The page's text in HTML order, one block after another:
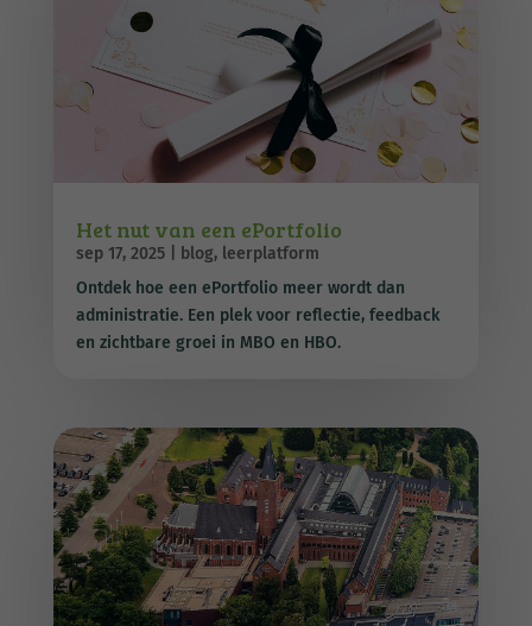
Het nut van een ePortfolio
sep 17, 2025| blog, leerplatform
Ontdek hoe een ePortfolio meer wordt dan
administratie. Een plek voor reflectie, feedback
en zichtbare groei in MBO en HBO.